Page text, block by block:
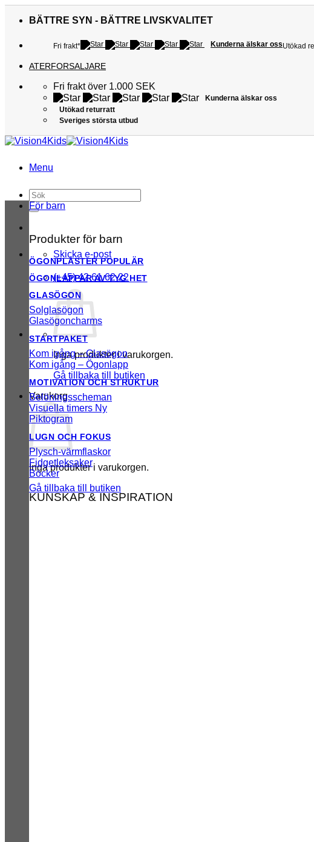
BÄTTRE SYN - BÄTTRE LIVSKVALITET
Fri frakt* Kunderna älskar ossUtökad
ATERFORSALJARE
Fri frakt över 1.000 SEK
Kunderna älskar oss
Utökad returratt
Sveriges största utbud
Menu
Sök
efter:
Skicka e-post
(+45) 42 61 62 22
Inga produkter i varukorgen.
Gå tillbaka till butiken
Varukorg
Inga produkter i varukorgen.
Gå tillbaka till butiken
För barn
Produkter för barn
ÖGONPLÅSTER
ÖGONLAPPAR AV TYG
GLASÖGON
Solglasögon
Glasögoncharms
STARTPAKET
Kom igång – Glasögon
Kom igång – Ögonlapp
MOTIVATION OCH STRUKTUR
Belöningsscheman
Visuella timers
Piktogram
LUGN OCH FOKUS
Plysch-värmflaskor
Fidgetleksaker
Böcker
KUNSKAP & INSPIRATION